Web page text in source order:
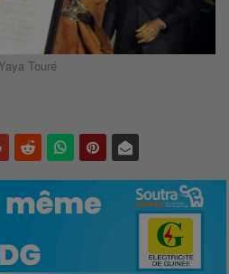
Touré